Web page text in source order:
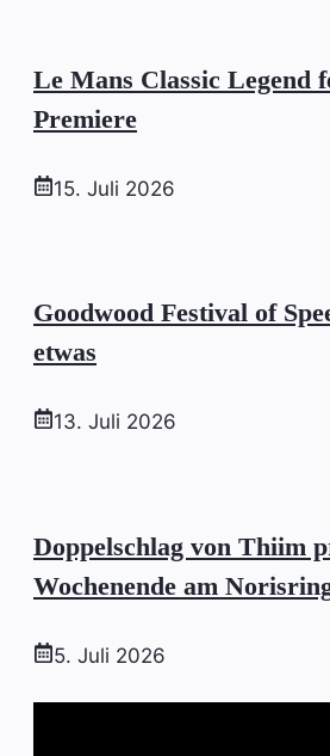
Le Mans Classic Legend
Premiere
15. Juli 2026
Goodwood Festival of
etwas
13. Juli 2026
Doppelschlag von Thiim
Wochenende am
5. Juli 2026